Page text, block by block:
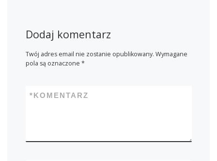
Dodaj komentarz
Twój adres email nie zostanie opublikowany. Wymagane
pola są oznaczone *
KOMENTARZ
*